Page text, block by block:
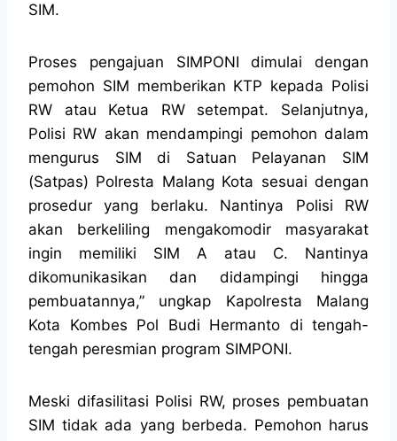
SIM.
Proses pengajuan SIMPONI dimulai dengan
pemohon SIM memberikan KTP kepada Polisi
RW atau Ketua RW setempat. Selanjutnya,
Polisi RW akan mendampingi pemohon dalam
mengurus SIM di Satuan Pelayanan SIM
(Satpas) Polresta Malang Kota sesuai dengan
prosedur yang berlaku. Nantinya Polisi RW
akan berkeliling mengakomodir masyarakat
ingin memiliki SIM A atau C. Nantinya
dikomunikasikan dan didampingi hingga
pembuatannya,” ungkap Kapolresta Malang
Kota Kombes Pol Budi Hermanto di tengah-
tengah peresmian program SIMPONI.
Meski difasilitasi Polisi RW, proses pembuatan
SIM tidak ada yang berbeda. Pemohon harus